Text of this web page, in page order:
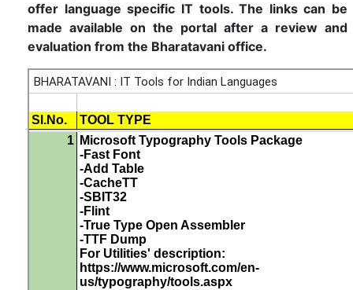
offer language specific IT tools. The links can be
made available on the portal after a review and
evaluation from the Bharatavani office.